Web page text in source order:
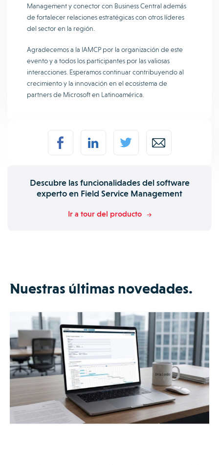
Management y conector con Business Central además
de fortalecer relaciones estratégicas con otros líderes
del sector en la región.
Agradecemos a la IAMCP por la organización de este
evento y a todos los participantes por las valiosas
interacciones. Esperamos continuar contribuyendo al
crecimiento y la innovación en el ecosistema de
partners de Microsoft en Latinoamérica.
Descubre las funcionalidades del software
experto en Field Service Management
Ir a tour del producto
Nuestras últimas novedades.